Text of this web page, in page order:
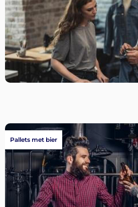
Pallets met bier